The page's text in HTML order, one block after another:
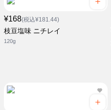
¥168(税込¥181.44)
枝豆塩味 ニチレイ
120g